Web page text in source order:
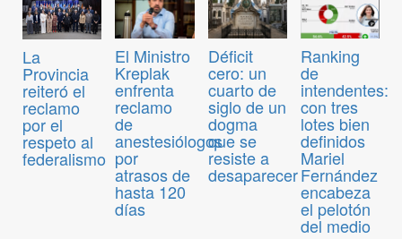
La
Provincia
reiteró el
reclamo
por el
respeto al
federalismo
El Ministro
Kreplak
enfrenta
reclamo
de
anestesiólogos
por
atrasos de
hasta 120
días
Déficit
cero: un
cuarto de
siglo de un
dogma
que se
resiste a
desaparecer
Ranking
de
intendentes:
con tres
lotes bien
definidos
Mariel
Fernández
encabeza
el pelotón
del medio